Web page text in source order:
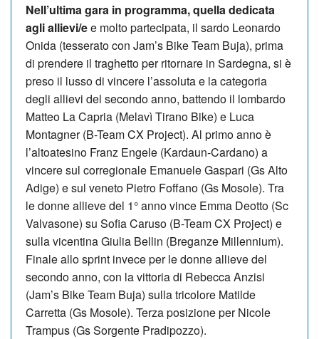
Nell’ultima gara in programma, quella dedicata
agli allievi/ee molto partecipata, il sardo Leonardo
Onida (tesserato con Jam’s Bike Team Buja), prima
di prendere il traghetto per ritornare in Sardegna, si è
preso il lusso di vincere l’assoluta e la categoria
degli allievi del secondo anno, battendo il lombardo
Matteo La Capria (Melavì Tirano Bike) e Luca
Montagner (B-Team CX Project). Al primo anno è
l’altoatesino Franz Engele (Kardaun-Cardano) a
vincere sul corregionale Emanuele Gaspari (Gs Alto
Adige) e sul veneto Pietro Foffano (Gs Mosole). Tra
le donne allieve del 1° anno vince Emma Deotto (Sc
Valvasone) su Sofia Caruso (B-Team CX Project) e
sulla vicentina Giulia Bellin (Breganze Millennium).
Finale allo sprint invece per le donne allieve del
secondo anno, con la vittoria di Rebecca Anzisi
(Jam’s Bike Team Buja) sulla tricolore Matilde
Carretta (Gs Mosole). Terza posizione per Nicole
Trampus (Gs Sorgente Pradipozzo).